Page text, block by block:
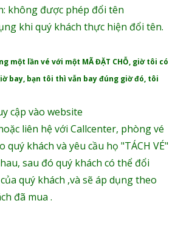
không được phép đổi tên
khi quý khách thực hiện đổi tên.
một lần vé với một MÃ ĐẶT CHỖ, giờ tôi có
bay, bạn tôi thì vẫn bay đúng giờ đó, tôi
cập vào website
liên hệ với Callcenter, phòng vé
quý khách và yêu cầu họ "TÁCH VÉ"
sau đó quý khách có thể đổi
quý khách ,và sẽ áp dụng theo
đã mua .